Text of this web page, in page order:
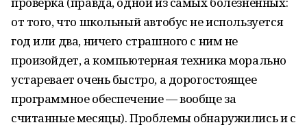
от того, что школьный автобус не используется
год или два, ничего страшного с ним не
произойдет, а компьютерная техника морально
устаревает очень быстро, а дорогостоящее
программное обеспечение — вообще за
считанные месяцы). Проблемы обнаружились и с